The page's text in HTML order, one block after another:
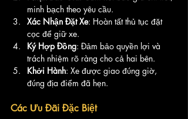
minh bạch theo yêu cầu.
Xác Nhận Đặt Xe: Hoàn tất thủ tục đặt
cọc để giữ xe.
Ký Hợp Đồng: Đảm bảo quyền lợi và
trách nhiệm rõ ràng cho cả hai bên.
Khởi Hành: Xe được giao đúng giờ,
đúng địa điểm đã hẹn.
Các Ưu Đãi Đặc Biệt